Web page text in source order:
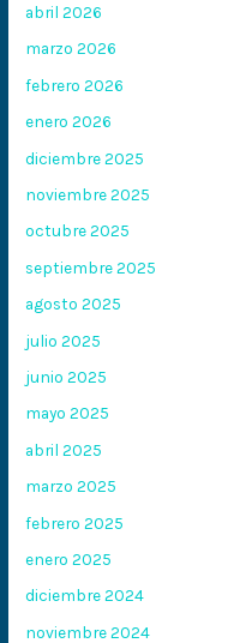
abril 2026
marzo 2026
febrero 2026
enero 2026
diciembre 2025
noviembre 2025
octubre 2025
septiembre 2025
agosto 2025
julio 2025
junio 2025
mayo 2025
abril 2025
marzo 2025
febrero 2025
enero 2025
diciembre 2024
noviembre 2024